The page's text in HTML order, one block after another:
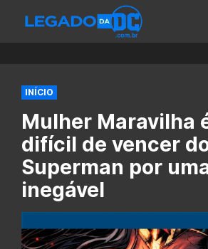
INÍCIO
Mulher Maravilha
difícil de vencer
Superman por
inegável